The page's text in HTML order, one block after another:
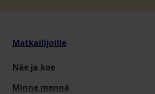
Matkailijoille
Näe ja koe
Minne mennä